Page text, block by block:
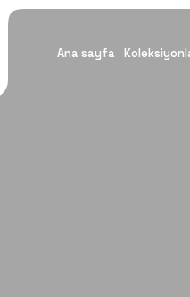
Ana sayfa